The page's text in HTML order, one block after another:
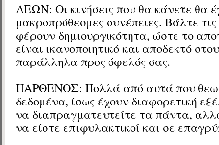
ΛΕΩΝ: Οι κινήσεις που θα κάνετε θα
μακροπρόθεσμες συνέπειες. Βάλτε
φέρουν δημιουργικότητα, ώστε το
είναι ικανοποιητικό και αποδεκτό
παράλληλα προς όφελός σας.
ΠΑΡΘΕΝΟΣ: Πολλά από αυτά που
δεδομένα, ίσως έχουν διαφορετική
να διαπραγματευτείτε τα πάντα,
να είστε επιφυλακτικοί και σε